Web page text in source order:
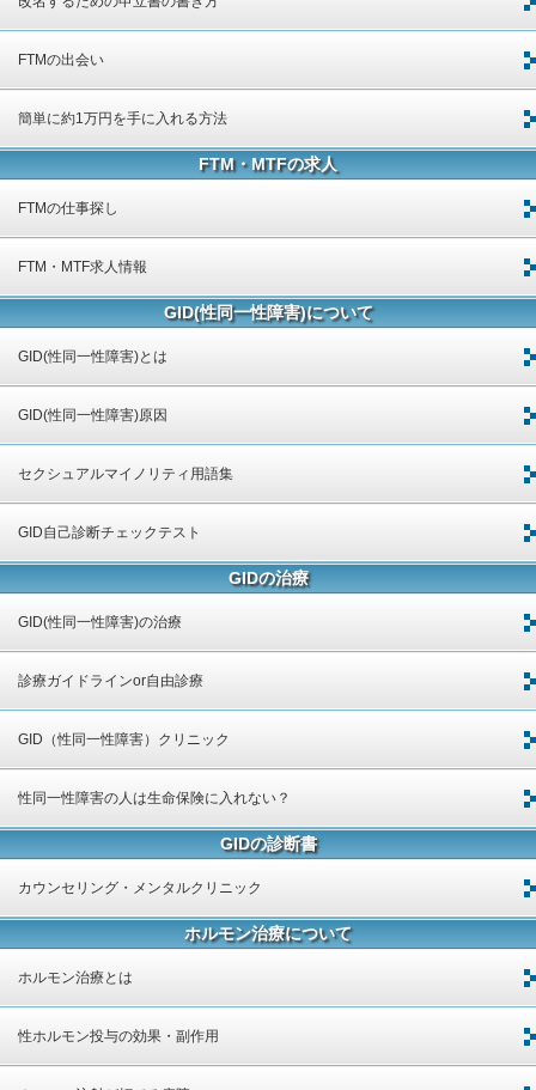
FTMの出会い
簡単に約1万円を手に入れる方法
FTM・MTFの求人
FTMの仕事探し
FTM・MTF求人情報
GID(性同一性障害)について
GID(性同一性障害)とは
GID(性同一性障害)原因
セクシュアルマイノリティ用語集
GID自己診断チェックテスト
GIDの治療
GID(性同一性障害)の治療
診療ガイドラインor自由診療
GID（性同一性障害）クリニック
性同一性障害の人は生命保険に入れない？
GIDの診断書
カウンセリング・メンタルクリニック
ホルモン治療について
ホルモン治療とは
性ホルモン投与の効果・副作用